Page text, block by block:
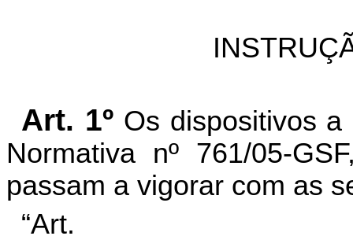
Art. 1ºOs dispositivos a
Normativa nº 761/05-
passam a vigorar com as
“Art.